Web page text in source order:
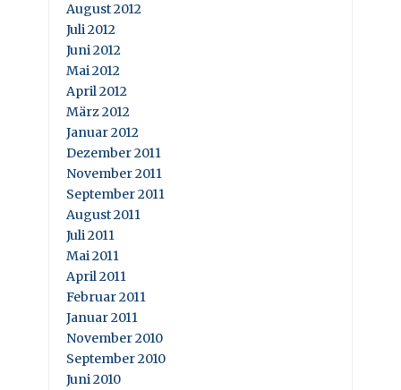
August 2012
Juli 2012
Juni 2012
Mai 2012
April 2012
März 2012
Januar 2012
Dezember 2011
November 2011
September 2011
August 2011
Juli 2011
Mai 2011
April 2011
Februar 2011
Januar 2011
November 2010
September 2010
Juni 2010